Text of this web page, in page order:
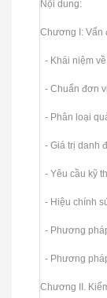
Nội dung:
Chương I: Vấn
- Khái niệm
- Chuẩn đơn
- Phân loại
- Giá trị danh
- Yêu cầu kỹ
- Hiệu chính
- Phương
- Phương
Chương II.